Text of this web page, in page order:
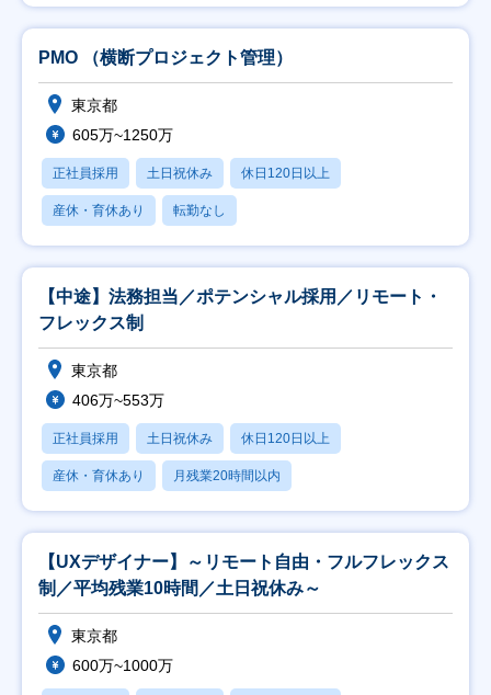
PMO （横断プロジェクト管理）
東京都
605万~1250万
正社員採用 土日祝休み 休日120日以上
産休・育休あり 転勤なし
【中途】法務担当／ポテンシャル採用／リモート・
フレックス制
東京都
406万~553万
正社員採用 土日祝休み 休日120日以上
産休・育休あり 月残業20時間以内
【UXデザイナー】～リモート自由・フルフレックス
制／平均残業10時間／土日祝休み～
東京都
600万~1000万